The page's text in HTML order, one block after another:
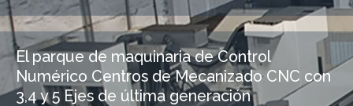
El parque de maquinaria de Control
Numérico Centros de Mecanizado CNC con
3,4 y 5 Ejes de última generación